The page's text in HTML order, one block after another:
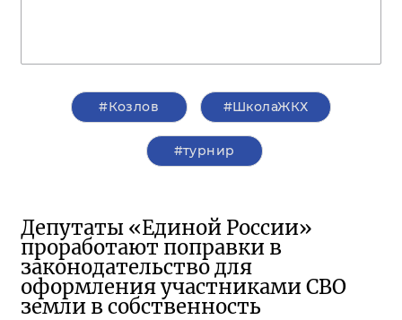
#Козлов #ШколаЖКХ
#турнир
Депутаты «Единой России»
проработают поправки в
законодательство для
оформления участниками СВО
земли в собственность